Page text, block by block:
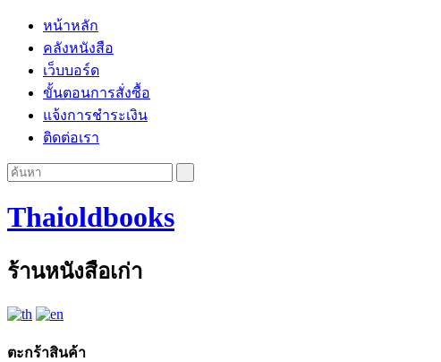
หน้าหลัก
คลังหนังสือ
เว็บบอร์ด
ขั้นตอนการสั่งซื้อ
แจ้งการชำระเงิน
ติดต่อเรา
Thaioldbooks
ร้านหนังสือเก่า
ตะกร้าสินค้า